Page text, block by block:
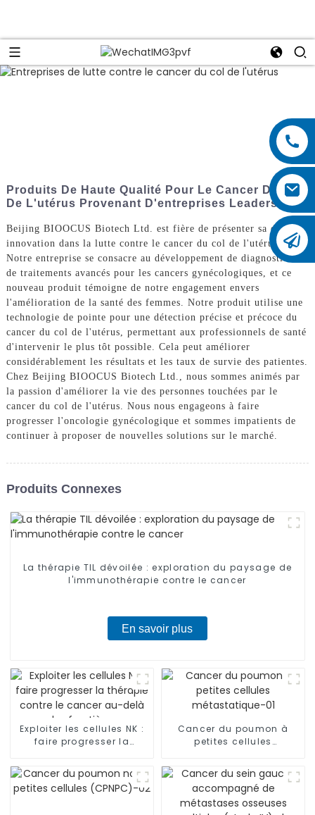
Produits De Haute Qualité Pour Le Cancer Du Col
De L'utérus Provenant D'entreprises Leaders
Beijing BIOOCUS Biotech Ltd. est fière de présenter sa dernière
innovation dans la lutte contre le cancer du col de l'utérus.
Notre entreprise se consacre au développement de diagnostics et
de traitements avancés pour les cancers gynécologiques, et ce
nouveau produit témoigne de notre engagement envers
l'amélioration de la santé des femmes. Notre produit utilise une
technologie de pointe pour une détection précise et précoce du
cancer du col de l'utérus, permettant aux professionnels de santé
d'intervenir le plus tôt possible. Cela peut améliorer
considérablement les résultats et les taux de survie des patientes.
Chez Beijing BIOOCUS Biotech Ltd., nous sommes animés par
la passion d'améliorer la vie des personnes touchées par le
cancer du col de l'utérus. Nous nous engageons à faire
progresser l'oncologie gynécologique et sommes impatients de
continuer à proposer de nouvelles solutions sur le marché.
Produits Connexes
La thérapie TIL dévoilée : exploration du paysage de
l'immunothérapie contre le cancer
En savoir plus
Exploiter les cellules NK :
faire progresser la
au-delà des frontières
Cancer du poumon à
petites cellules